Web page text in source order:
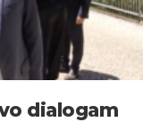
dialogam